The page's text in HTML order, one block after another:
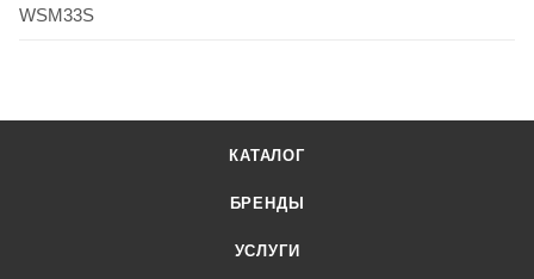
WSM33S
КАТАЛОГ
БРЕНДЫ
УСЛУГИ